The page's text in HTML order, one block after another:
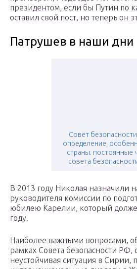
президентом, если бы Путин по
оставил свой пост, но теперь он
Патрушев в наши дни
Совет
определение,
страны. постоянные
совета
В 2013 году Николая назначили
руководителя комиссии по
юбилею Карелии, который
году.
Наиболее важными вопросами,
рамках Совета безопасности РФ,
неустойчивая ситуация в Сирии,